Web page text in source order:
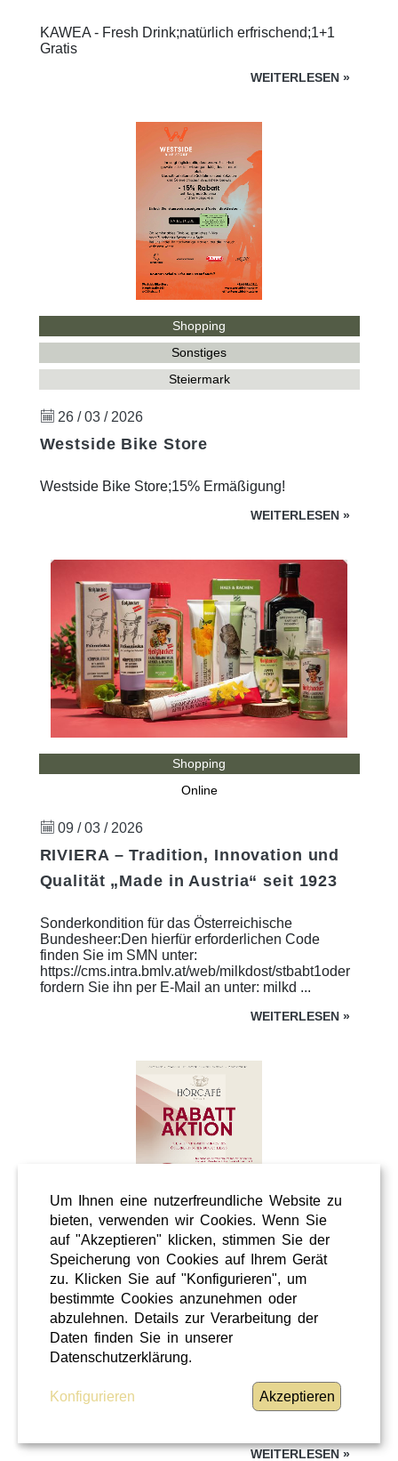
KAWEA - Fresh Drink;natürlich erfrischend;1+1
Gratis
WEITERLESEN »
Shopping
Sonstiges
Steiermark
26 / 03 / 2026
Westside Bike Store
Westside Bike Store;15% Ermäßigung!
WEITERLESEN »
Shopping
Online
09 / 03 / 2026
RIVIERA – Tradition, Innovation und
Qualität „Made in Austria“ seit 1923
Sonderkondition für das Österreichische
Bundesheer:Den hierfür erforderlichen Code
finden Sie im SMN unter:
https://cms.intra.bmlv.at/web/milkdost/stbabt1oder
fordern Sie ihn per E-Mail an unter: milkd ...
WEITERLESEN »
Wellness
Shopping
Steiermark
28 / 02 / 2026
WEITERLESEN»
Um Ihnen eine nutzerfreundliche Website zu
bieten, verwenden wir Cookies. Wenn Sie
auf "Akzeptieren" klicken, stimmen Sie der
Speicherung von Cookies auf Ihrem Gerät
zu. Klicken Sie auf "Konfigurieren", um
bestimmte Cookies anzunehmen oder
abzulehnen. Details zur Verarbeitung der
Daten finden Sie in unserer
Datenschutzerklärung.
Konfigurieren Akzeptieren